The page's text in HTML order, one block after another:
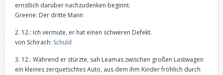
ernstlich darüber nachzudenken beginnt.
Greene: Der dritte Mann
2. 12.: Ich vermute, er hat einen schweren Defekt.
von Schirach: Schuld
3. 12.: Während er stürzte, sah Leamas zwischen großen Lastwagen
ein kleines zerquetschtes Auto, aus dem ihm Kinder fröhlich durch